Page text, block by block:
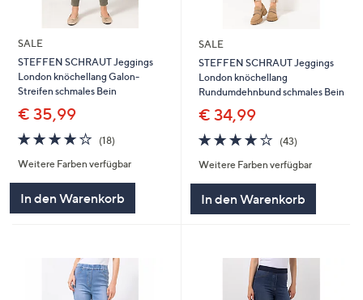
SALE
STEFFEN SCHRAUT Jeggings
London knöchellang Galon-
Streifen schmales Bein
€ 35,99
4.0
von
5
(18)
Weitere Farben verfügbar
In den Warenkorb
SALE
STEFFEN SCHRAUT Jeggings
London knöchellang
Rundumdehnbund schmales Bein
€ 34,99
4.0
von
5
(43)
Weitere Farben verfügbar
In den Warenkorb